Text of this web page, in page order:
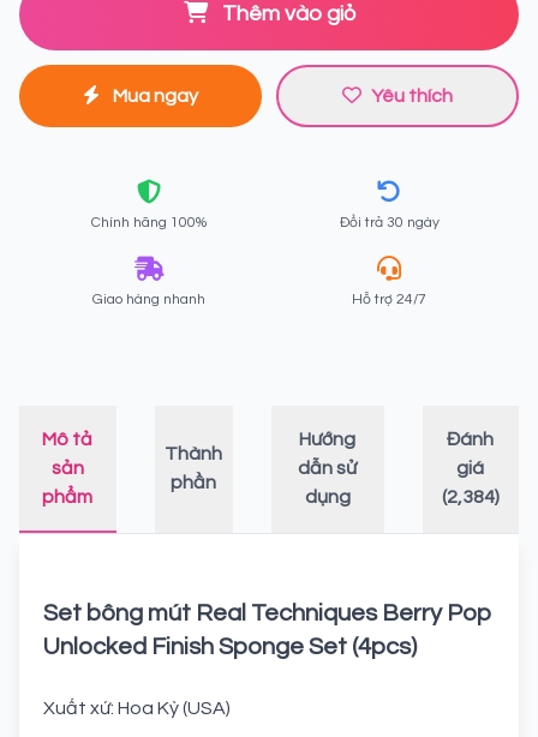
Thêm vào giỏ
Mua ngay Yêu thích
Chính hãng 100% Đổi trả 30 ngày
Giao hàng nhanh Hỗ trợ 24/7
Mô tả
sản
phẩm
Thành
phần
Hướng
dẫn sử
dụng
Đánh
giá
(2,384)
Set bông mút Real Techniques Berry Pop
Unlocked Finish Sponge Set (4pcs)
Xuất xứ: Hoa Kỳ (USA)